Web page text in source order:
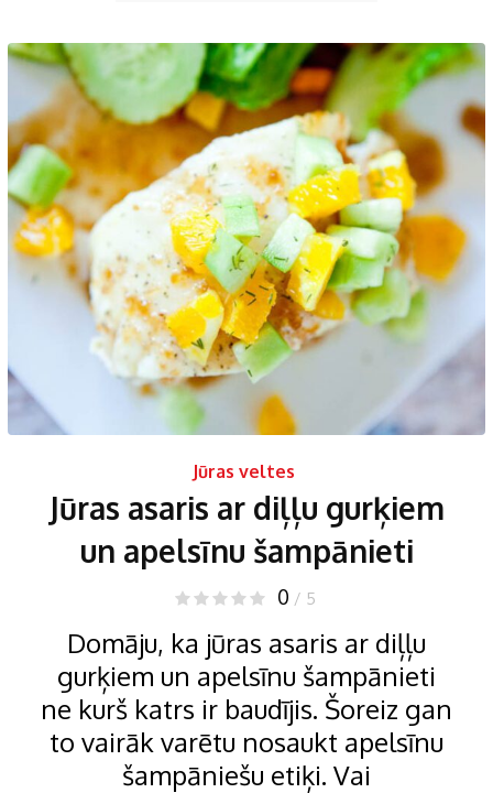
Jūras veltes
Jūras asaris ar diļļu gurķiem
un apelsīnu šampānieti
0 / 5
Domāju, ka jūras asaris ar diļļu
gurķiem un apelsīnu šampānieti
ne kurš katrs ir baudījis. Šoreiz gan
to vairāk varētu nosaukt apelsīnu
šampāniešu etiķi. Vai